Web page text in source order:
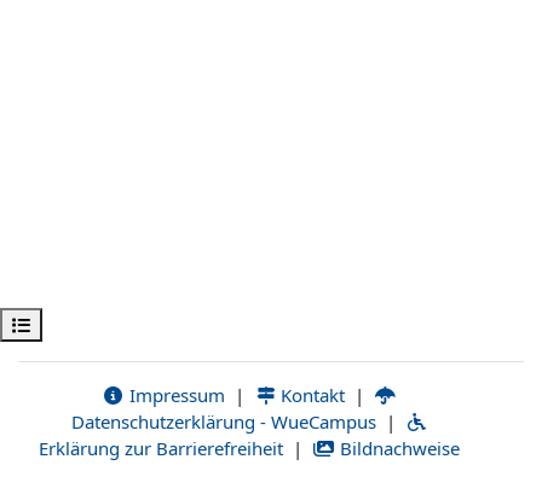
Obre l'índex del curs
Impressum | Kontakt |
Datenschutzerklärung - WueCampus |
Erklärung zur Barrierefreiheit | Bildnachweise